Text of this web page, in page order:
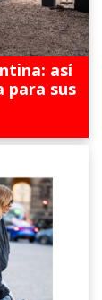
así
para sus